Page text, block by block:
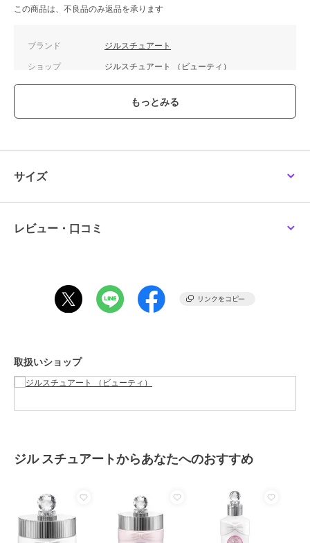
この商品は、不良品のみ返品を承ります
ブランド ジルスチュアート
ショップ ジルスチュアート （ビューティ）
商品カテゴリ ボディケア ／ボディローショ
ン・ボディクリーム
性別タイプ
レディース
ン・ボディクリーム
カラー
サイズ
レビュー・口コミ
取扱いショップ
ジル スチュアートからあなたへのおすすめ